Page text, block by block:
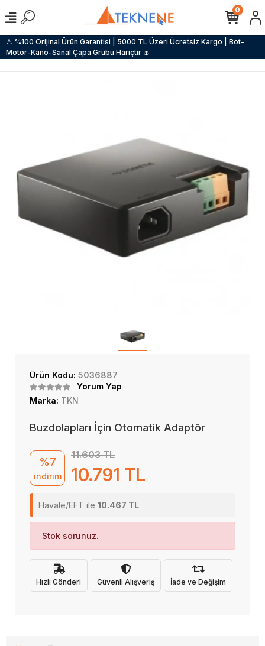
⚓ %100 Orijinal Ürün Garantisi | 5000 TL Üzeri Ücretsiz Kargo | Bot-
Motor-Kano-Sanal Çapa Grubu Hariçtir ⚓
0
Ürün Kodu: 5036887
Yorum Yap
Marka: TKN
Buzdolapları İçin Otomatik Adaptör
%7
indirim
11.603 TL
10.791 TL
Havale/EFT ile 10.467 TL
Stok sorunuz.
Hızlı Gönderi Güvenli Alışveriş İade ve Değişim